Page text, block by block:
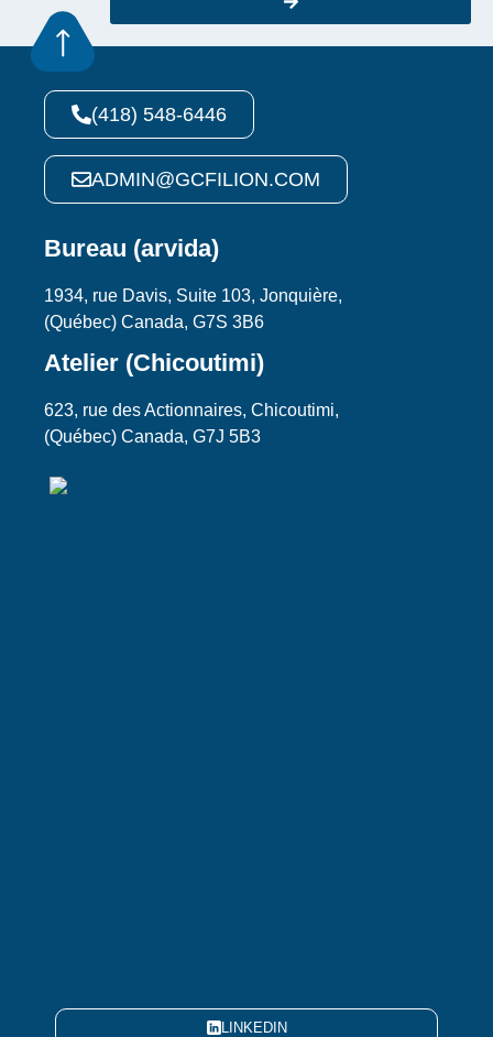
(418) 548-6446
ADMIN@GCFILION.COM
Bureau (arvida)
1934, rue Davis, Suite 103, Jonquière,
(Québec) Canada, G7S 3B6
Atelier (Chicoutimi)
623, rue des Actionnaires, Chicoutimi,
(Québec) Canada, G7J 5B3
LINKEDIN